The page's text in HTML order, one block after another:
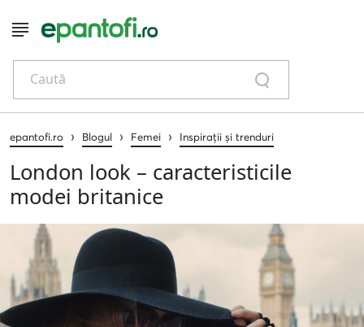
Caută
epantofi.ro › Blogul › Femei › Inspirații și trenduri
London look – caracteristicile
modei britanice